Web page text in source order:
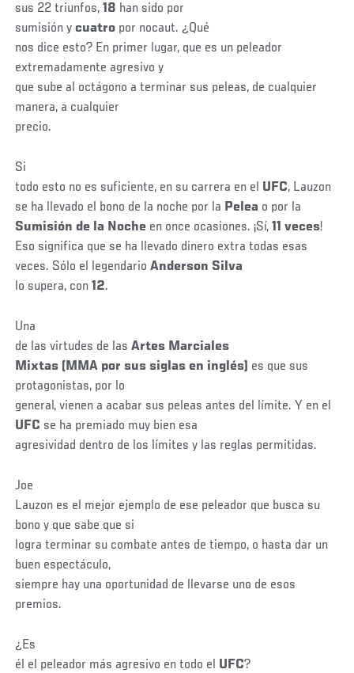
sus 22 triunfos,18 han sido por
sumisión ycuatro por nocaut. ¿Qué
nos dice esto? En primer lugar, que es un peleador
extremadamente agresivo y
que sube al octágono a terminar sus peleas, de cualquier
manera, a cualquier
precio.
Si
todo esto no es suficiente, en su carrera en el UFC, Lauzon
se ha llevado el bono de la noche por la Pelea o por la
Sumisión de la Noche en once ocasiones. ¡Sí,11 veces!
Eso significa que se ha llevado dinero extra todas esas
veces. Sólo el legendarioAnderson Silva
lo supera, con12.
Una
de las virtudes de lasArtes Marciales
Mixtas (MMA por sus siglas en inglés) es que sus
protagonistas, por lo
general, vienen a acabar sus peleas antes del límite. Y en el
UFC se ha premiado muy bien esa
agresividad dentro de los límites y las reglas permitidas.
Joe
Lauzon es el mejor ejemplo de ese peleador que busca su
bono y que sabe que si
logra terminar su combate antes de tiempo, o hasta dar un
buen espectáculo,
siempre hay una oportunidad de llevarse uno de esos
premios.
¿Es
él el peleador más agresivo en todo el UFC?